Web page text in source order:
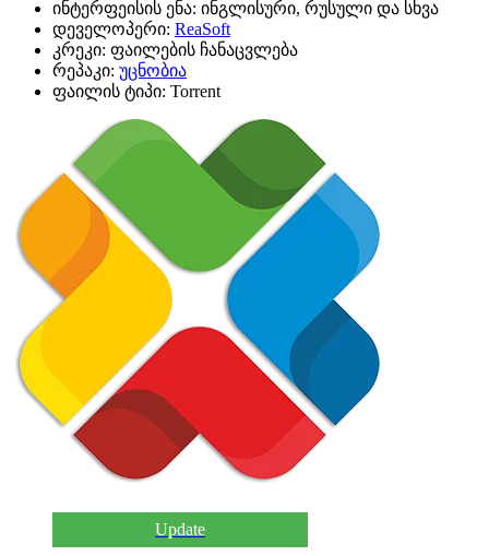
ინტერფეისის ენა: ინგლისური, რუსული და სხვა
დეველოპერი: ReaSoft
კრეკი: ფაილების ჩანაცვლება
რეპაკი: უცნობია
ფაილის ტიპი: Torrent
Update